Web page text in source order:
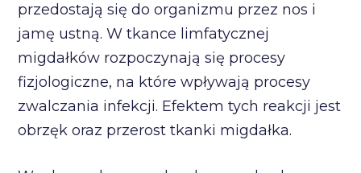
przedostają się do organizmu przez nos i
jamę ustną. W tkance limfatycznej
migdałków rozpoczynają się procesy
fizjologiczne, na które wpływają procesy
zwalczania infekcji. Efektem tych reakcji jest
obrzęk oraz przerost tkanki migdałka.